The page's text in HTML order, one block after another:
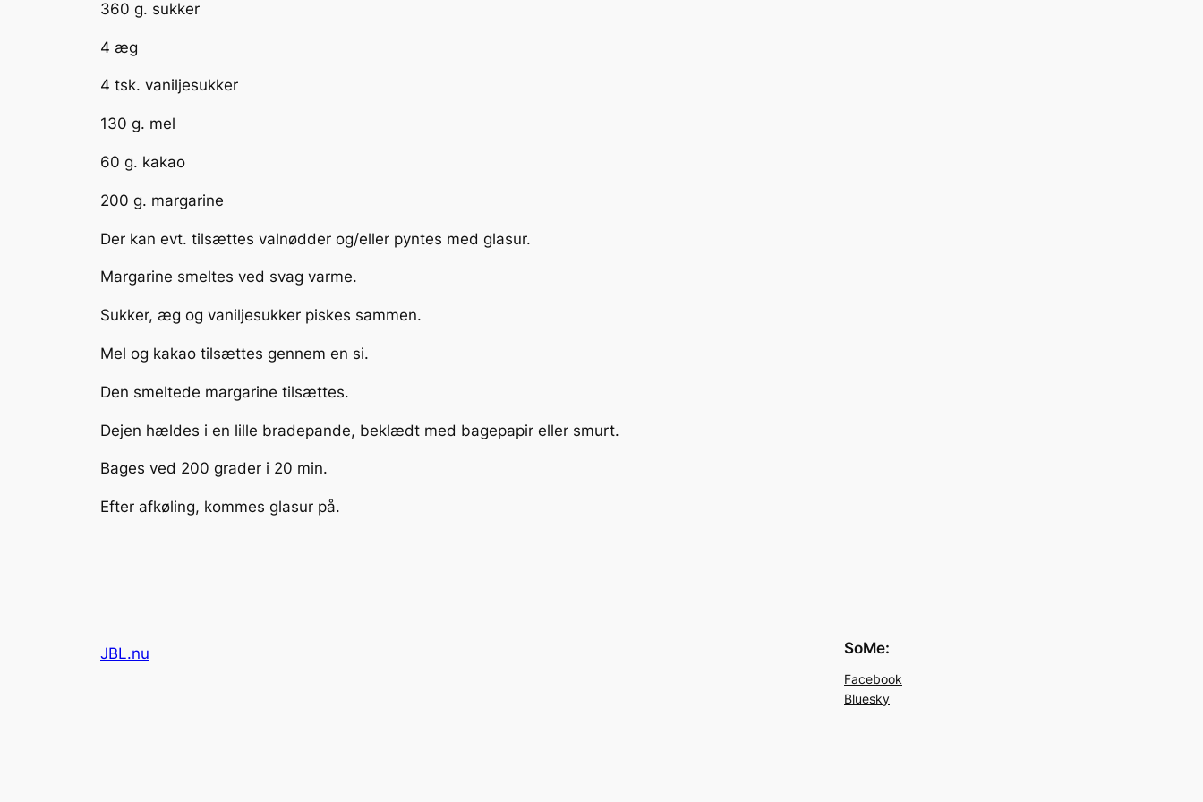
360 g. sukker
4 æg
4 tsk. vaniljesukker
130 g. mel
60 g. kakao
200 g. margarine
Der kan evt. tilsættes valnødder og/eller pyntes med glasur.
Margarine smeltes ved svag varme.
Sukker, æg og vaniljesukker piskes sammen.
Mel og kakao tilsættes gennem en si.
Den smeltede margarine tilsættes.
Dejen hældes i en lille bradepande, beklædt med bagepapir eller smurt.
Bages ved 200 grader i 20 min.
Efter afkøling, kommes glasur på.
JBL.nu SoMe:
Facebook
Bluesky